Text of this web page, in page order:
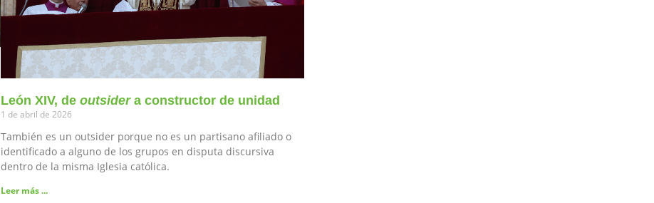
León XIV, de outsidera constructor de unidad
1 de abril de 2026
También es un outsider porque no es un partisano afiliado o
identificado a alguno de los grupos en disputa discursiva
dentro de la misma Iglesia católica.
Leer más ...